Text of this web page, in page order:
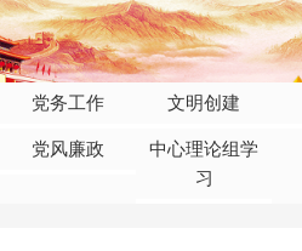
党务工作 文明创建
党风廉政
中心理论组学
习